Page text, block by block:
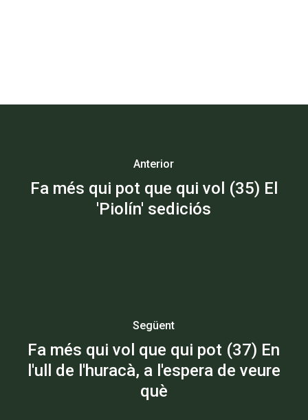
Anterior
Fa més qui pot que qui vol (35) El
'Piolín' sediciós
Següent
Fa més qui vol que qui pot (37) En
l'ull de l'huracà, a l'espera de veure
què